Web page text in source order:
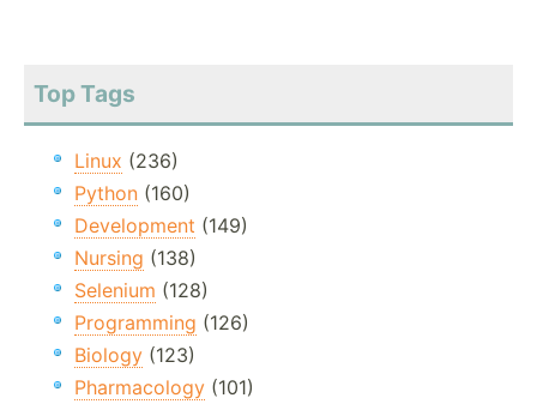
Top Tags
Linux (236)
Python (160)
Development (149)
Nursing (138)
Selenium (128)
Programming (126)
Biology (123)
Pharmacology (101)